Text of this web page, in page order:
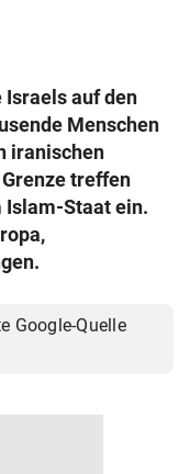
auf den
Menschen
iranischen
treffen
Islam-Staat ein.
Google-Quelle